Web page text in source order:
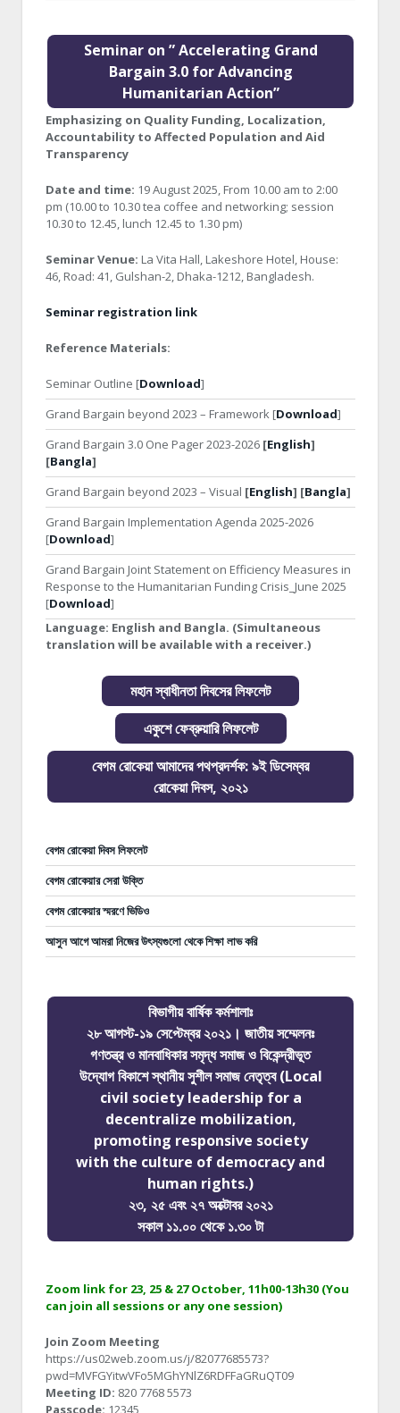
Seminar on ” Accelerating Grand
Bargain 3.0 for Advancing
Humanitarian Action”
Emphasizing on Quality Funding, Localization,
Accountability to Affected Population and Aid
Transparency
Date and time: 19 August 2025, From 10.00 am to 2:00
pm (10.00 to 10.30 tea coffee and networking; session
10.30 to 12.45, lunch 12.45 to 1.30 pm)
Seminar Venue: La Vita Hall, Lakeshore Hotel, House:
46, Road: 41, Gulshan-2, Dhaka-1212, Bangladesh.
Seminar registration link
Reference Materials:
Seminar Outline [Download]
Grand Bargain beyond 2023 – Framework [Download]
Grand Bargain 3.0 One Pager 2023-2026 [English]
[Bangla]
Grand Bargain beyond 2023 – Visual [English] [Bangla]
Grand Bargain Implementation Agenda 2025-2026
[Download]
Grand Bargain Joint Statement on Efficiency Measures in
Response to the Humanitarian Funding Crisis_June 2025
[Download]
Language: English and Bangla. (Simultaneous
translation will be available with a receiver.)
মহান স্বাধীনতা দিবসের লিফলেট
একুশে ফেব্রুয়ারি লিফলেট
বেগম রোকেয়া আমাদের পথপ্রদর্শক: ৯ই ডিসেম্বর
রোকেয়া দিবস, ২০২১
বেগম রোকেয়া দিবস লিফলেট
বেগম রোকেয়ার সেরা উক্তি
বেগম রোকেয়ার স্মরণে ভিডিও
আসুন আগে আমরা নিজের উৎস্যগুলো থেকে শিক্ষা লাভ করি
বিভাগীয় বার্ষিক কর্মশালাঃ
২৮ আগস্ট-১৯ সেপ্টেম্বর ২০২১। জাতীয় সম্মেলনঃ
গণতন্ত্র ও মানবাধিকার সমৃদ্ধ সমাজ ও বিকেন্দ্রীভূত
উদ্যোগ বিকাশে স্থানীয় সুশীল সমাজ নেতৃত্ব (Local
civil society leadership for a
decentralize mobilization,
promoting responsive society
with the culture of democracy and
human rights.)
২৩, ২৫ এবং ২৭ অক্টোবর ২০২১
সকাল ১১.০০ থেকে ১.৩০ টা
Zoom link for 23, 25 & 27 October, 11h00-13h30 (You
can join all sessions or any one session)
Join Zoom Meeting
https://us02web.zoom.us/j/82077685573?
pwd=MVFGYitwVFo5MGhYNlZ6RDFFaGRuQT09
Meeting ID: 820 7768 5573
Passcode: 12345